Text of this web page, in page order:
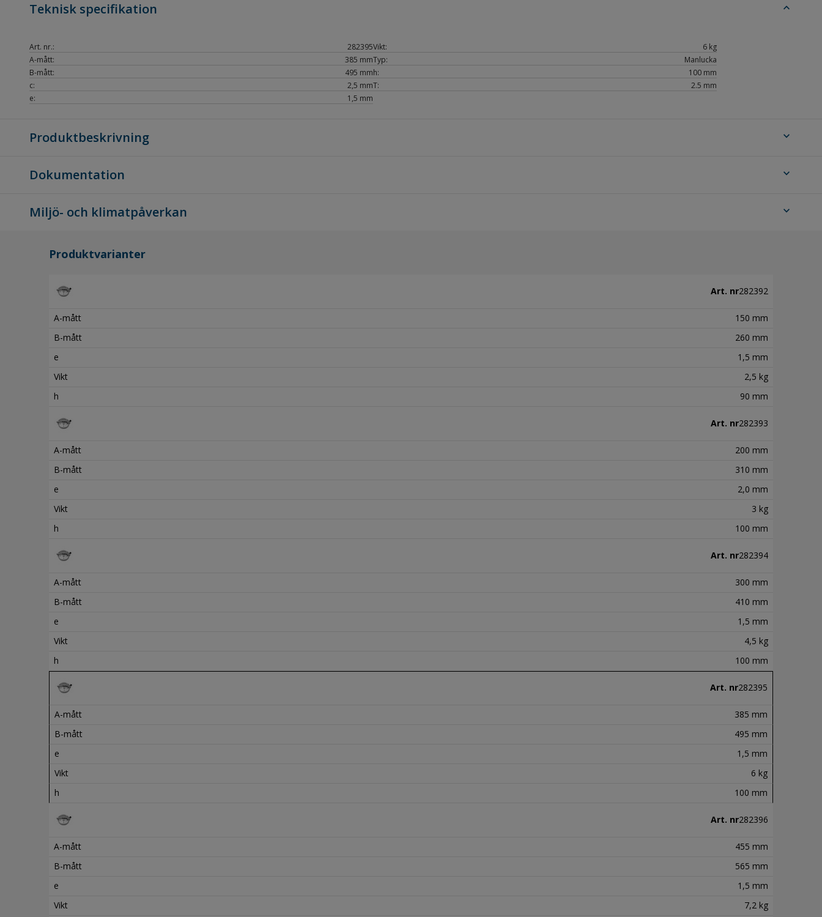
Teknisk specifikation expand_less
Art. nr.:
282395
A-mått:
385 mm
B-mått:
495 mm
c:
2,5 mm
e:
1,5 mm
Vikt:
6 kg
Typ:
Manlucka
h:
100 mm
T:
2.5 mm
Produktbeskrivning expand_more
Dokumentation expand_more
Miljö- och klimatpåverkan expand_more
Produktvarianter
Art. nr282392
A-mått
150 mm
B-mått
260 mm
e
1,5 mm
Vikt
2,5 kg
h
90 mm
Art. nr282393
A-mått
200 mm
B-mått
310 mm
e
2,0 mm
Vikt
3 kg
h
100 mm
Art. nr282394
A-mått
300 mm
B-mått
410 mm
e
1,5 mm
Vikt
4,5 kg
h
100 mm
Art. nr282395
A-mått
385 mm
B-mått
495 mm
e
1,5 mm
Vikt
6 kg
h
100 mm
Art. nr282396
A-mått
455 mm
B-mått
565 mm
e
1,5 mm
Vikt
7,2 kg